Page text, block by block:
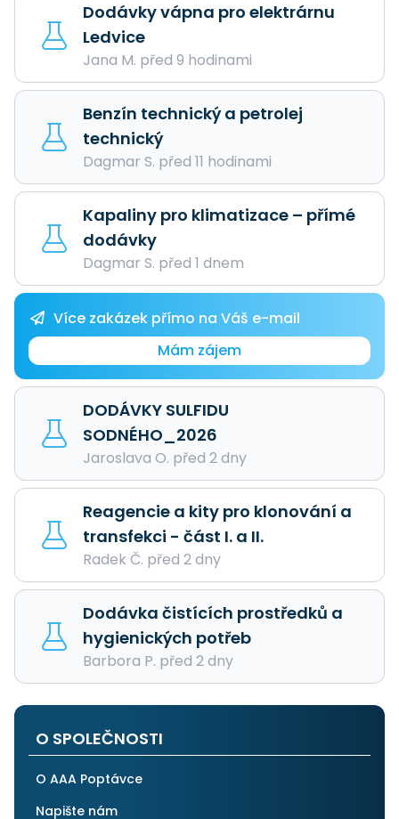
Dodávky vápna pro elektrárnu
Ledvice
Jana M. před 9 hodinami
Benzín technický a petrolej
technický
Dagmar S. před 11 hodinami
Kapaliny pro klimatizace – přímé
dodávky
Dagmar S. před 1 dnem
Více zakázek přímo na Váš e-mail
Mám zájem
DODÁVKY SULFIDU
SODNÉHO_2026
Jaroslava O. před 2 dny
Reagencie a kity pro klonování a
transfekci - část I. a II.
Radek Č. před 2 dny
Dodávka čistících prostředků a
hygienických potřeb
Barbora P. před 2 dny
O SPOLEČNOSTI
O AAA Poptávce
Napište nám